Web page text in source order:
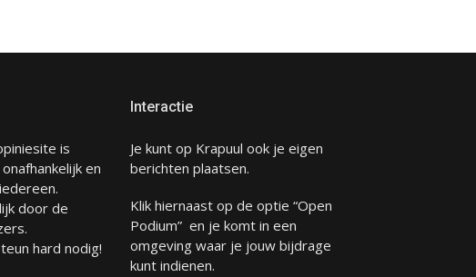
is
en
door de
hard nodig!
Interactie
Je kunt op Krapuul ook je eigen
berichten plaatsen.
Klik hiernaast op de optie “Open
Podium” en je komt in een
omgeving waar je jouw bijdrage
kunt indienen.